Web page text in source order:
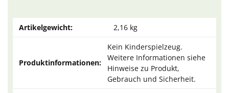
Artikelgewicht: 2,16 kg
Produktinformationen:
Kein Kinderspielzeug.
Weitere Informationen siehe
Hinweise zu Produkt,
Gebrauch und Sicherheit.